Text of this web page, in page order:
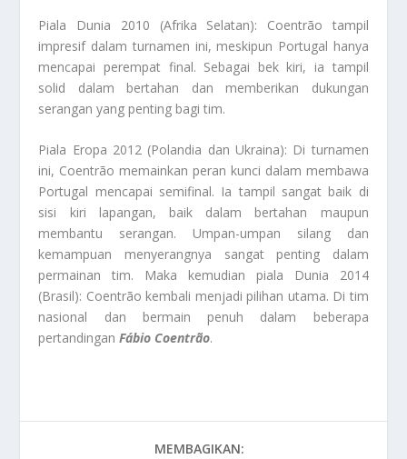
Piala Dunia 2010 (Afrika Selatan): Coentrão tampil
impresif dalam turnamen ini, meskipun Portugal hanya
mencapai perempat final. Sebagai bek kiri, ia tampil
solid dalam bertahan dan memberikan dukungan
serangan yang penting bagi tim.
Piala Eropa 2012 (Polandia dan Ukraina): Di turnamen
ini, Coentrão memainkan peran kunci dalam membawa
Portugal mencapai semifinal. Ia tampil sangat baik di
sisi kiri lapangan, baik dalam bertahan maupun
membantu serangan. Umpan-umpan silang dan
kemampuan menyerangnya sangat penting dalam
permainan tim. Maka kemudian piala Dunia 2014
(Brasil): Coentrão kembali menjadi pilihan utama. Di tim
nasional dan bermain penuh dalam beberapa
pertandingan Fábio Coentrão.
MEMBAGIKAN: